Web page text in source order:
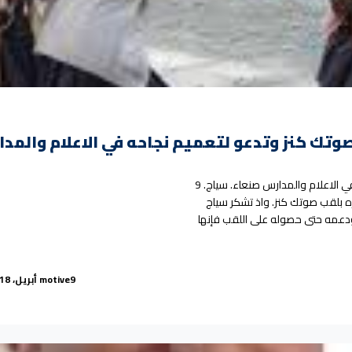
كنز وتدعو لتعميم نجاحه في الاعلام
سياج للطفولة تهني الطفل الشعراني بلقب صوتك كنز وتدعو لتعميم نجاحه في الاعلام والمدارس صنعاء. سياج. 9
بلقب صوتك كنز. واذ تشكر سياج
حتى حصوله على اللقب فإنها
بلقب صوتك كنز وتدعو لتعميم نجاحه في الاعلام والمدارس”
Posted by
motive9 أبريل، 2016 18 مايو، 2026